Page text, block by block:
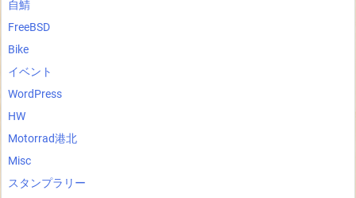
自鯖
FreeBSD
Bike
イベント
WordPress
HW
Motorrad港北
Misc
スタンプラリー